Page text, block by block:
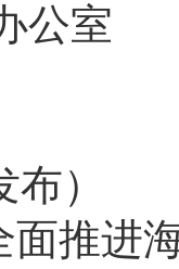
公室
）
面推进